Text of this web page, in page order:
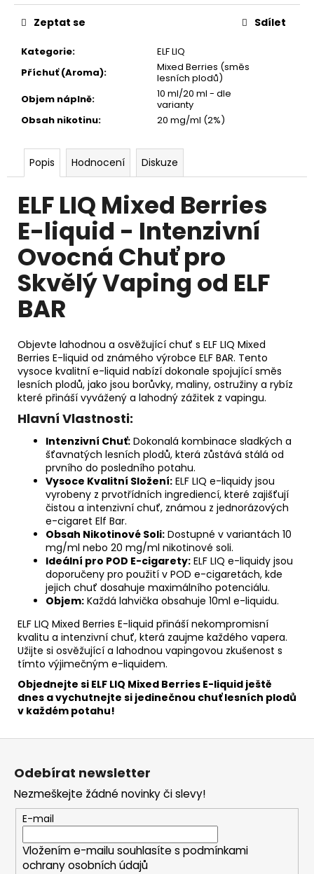
Kategorie:
ELF LIQ
Příchuť (Aroma):
Mixed Berries (směs
lesních plodů)
Objem náplně:
10 ml/20 ml - dle
varianty
Obsah nikotinu: 20 mg/ml (2%)
Zeptat se Sdílet
Popis Hodnocení Diskuze
ELF LIQ Mixed Berries
E-liquid - Intenzivní
Ovocná Chuť pro
Skvělý Vaping od ELF
BAR
Objevte lahodnou a osvěžující chuť s ELF LIQ Mixed
Berries E-liquid od známého výrobce ELF BAR. Tento
vysoce kvalitní e-liquid nabízí dokonale spojující směs
lesních plodů, jako jsou borůvky, maliny, ostružiny a rybíz
které přináší vyvážený a lahodný zážitek z vapingu.
Hlavní Vlastnosti:
Intenzivní Chuť: Dokonalá kombinace sladkých a
šťavnatých lesních plodů, která zůstává stálá od
prvního do posledního potahu.
Vysoce Kvalitní Složení: ELF LIQ e-liquidy jsou
vyrobeny z prvotřídních ingrediencí, které zajišťují
čistou a intenzivní chuť, známou z jednorázových
e-cigaret Elf Bar.
Obsah Nikotinové Soli: Dostupné v variantách 10
mg/ml nebo 20 mg/ml nikotinové soli.
Ideální pro POD E-cigarety: ELF LIQ e-liquidy jsou
doporučeny pro použití v POD e-cigaretách, kde
jejich chuť dosahuje maximálního potenciálu.
Objem: Každá lahvička obsahuje 10ml e-liquidu.
ELF LIQ Mixed Berries E-liquid přináší nekompromisní
kvalitu a intenzivní chuť, která zaujme každého vapera.
Užijte si osvěžující a lahodnou vapingovou zkušenost s
tímto výjimečným e-liquidem.
Objednejte si ELF LIQ Mixed Berries E-liquid ještě
dnes a vychutnejte si jedinečnou chuť lesních plodů
v každém potahu!
Původně:
99
Odebírat newsletter
Nezmeškejte žádné novinky či slevy!
E-mail
Vložením e-mailu souhlasíte s podmínkami
ochrany osobních údajů